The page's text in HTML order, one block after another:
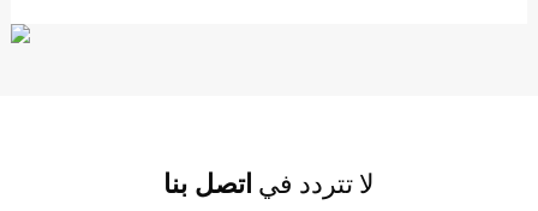
لا تتردد في اتصل بنا